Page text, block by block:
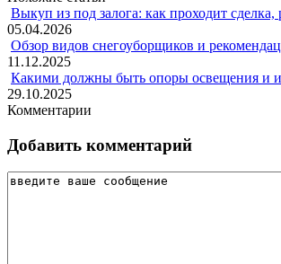
Выкуп из под залога: как проходит
05.04.2026
Обзор видов снегоуборщиков и
11.12.2025
Какими должны быть опоры освещения и
29.10.2025
Комментарии
Добавить комментарий